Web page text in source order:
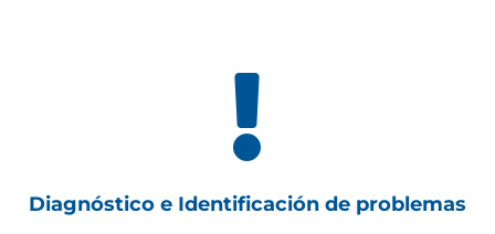

Diagnóstico e Identificación de problemas